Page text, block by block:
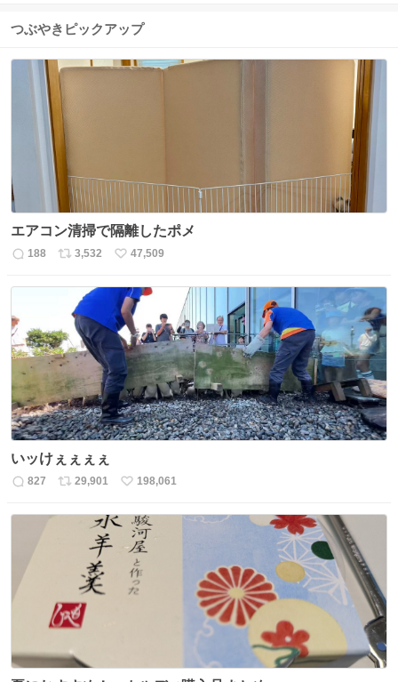
つぶやきピックアップ
エアコン清掃で隔離したポメ
返
188
リ
数
3,532
い
ね
数
47,509
いッけぇぇぇぇ
返
827
リ
29,901
い
ね
数
198,061